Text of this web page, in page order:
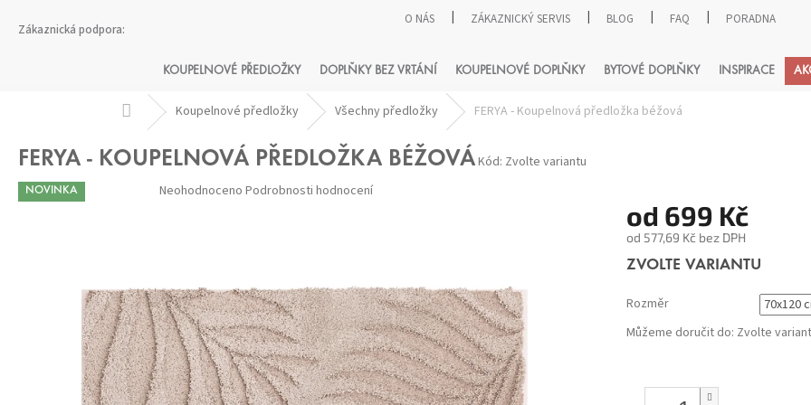
O NÁS ZÁKAZNICKÝ SERVIS BLOG FAQ PORADNA
HLEDAT
KOUPELNOVÉ PŘEDLOŽKY DOPLŇKY BEZ VRTÁNÍ KOUPELNOVÉ DOPLŇKY BYTOVÉ DOPLŇKY INSPIRACE
Domů Koupelnové předložky Všechny předložky FERYA - Koupelnová předložka béžová
FERYA - KOUPELNOVÁ PŘEDLOŽKA BÉŽOVÁKód: Zvolte variantu
NOVINKA Průměrné
hodnocení
Neohodnoceno Podrobnosti hodnocení
od 699 Kč
od 577,69 Kč bez DPH
Měrná
ZVOLTE VARIANTU
Rozměr
Můžeme doručit do: Zvolte